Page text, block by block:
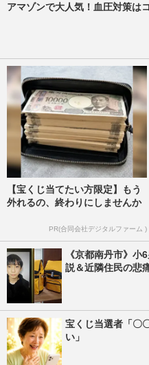
アマゾンで大人気！血圧対策は
【宝くじ当てたい方限定】もう
外れるの、終わりにしませんか
PR(合同会社デジタルファーム )
《京都南丹市》
説＆近隣住民の悲
宝くじ当選者「〇
い」